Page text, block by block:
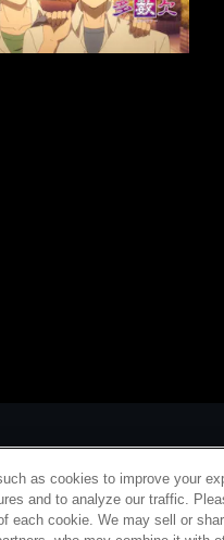
as cookies to improve your
and to analyze our traffic.
each cookie. We may sell or